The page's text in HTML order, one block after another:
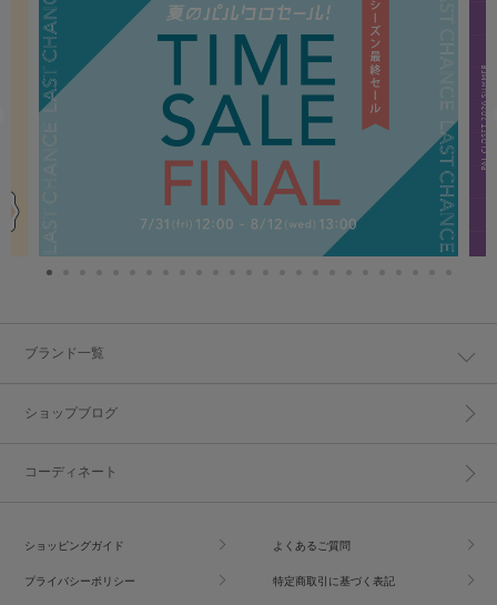
ブランド一覧
ショップブログ
コーディネート
ショッピングガイド よくあるご質問
プライバシーポリシー 特定商取引に基づく表記